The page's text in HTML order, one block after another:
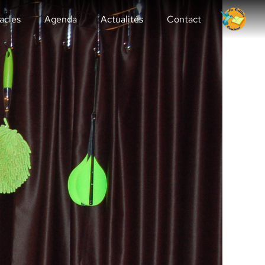
Agenda Actualités Contact